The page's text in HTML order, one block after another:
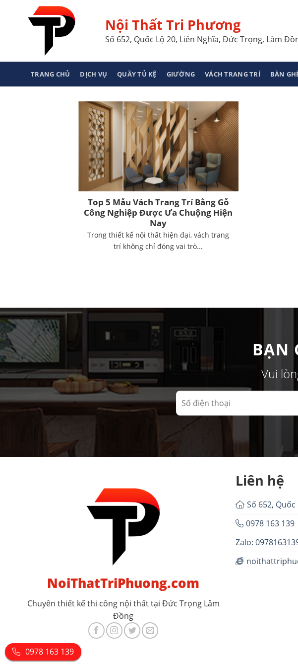
Nội Thất Tri Phương
Số 652, Quốc Lộ 20, Liên Nghĩa, Đức Trọng, Lâm
TRANG CHỦ DỊCH VỤ QUẦY TỦ KỆ GIƯỜNG VÁCH TRANG TRÍ BÀN
Top 5 Mẫu Vách Trang Trí Bằng Gỗ
Công Nghiệp Được Ưa Chuộng Hiện
Nay
Trong thiết kế nội thất hiện đại, vách trang
trí không chỉ đóng vai trò...
BẠN
Vui
NoiThatTriPhuong.com
Chuyên thiết kế thi công nội thất tại Đức Trọng Lâm
Đồng
Liên hệ
Số 652,
0978 163 139
Zalo:
0978 163 139